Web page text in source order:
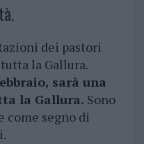
dei pastori
la Gallura.
sarà una
la Gallura. Sono
segno di